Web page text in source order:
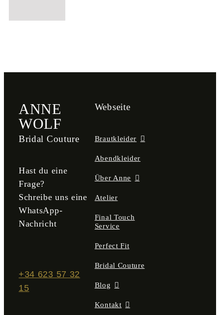
ANNE
WOLF
Bridal Couture
Hast du eine
Frage?
Schreibe uns eine
WhatsApp-
Nachricht
+34 623 57 32
15
Webseite
Brautkleider
Abendkleider
Über Anne
Atelier
Final Touch
Service
Perfect Fit
Bridal Couture
Blog
Kontakt